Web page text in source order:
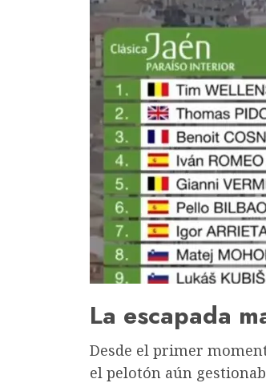
La escapada
Desde el primer
el pelotón aún